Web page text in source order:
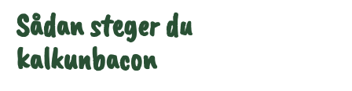
Sådan steger du
kalkunbacon